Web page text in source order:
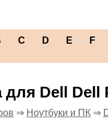
C D E F
Dell Dell
⇒ Ноутбуки и ПК ⇒